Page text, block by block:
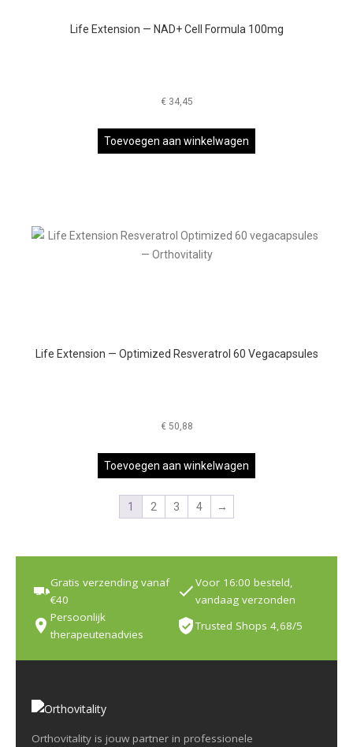
Life Extension — NAD+ Cell Formula 100mg
€34,45
Toevoegen aan winkelwagen
Life Extension — Optimized Resveratrol 60 Vegacapsules
€50,88
Toevoegen aan winkelwagen
1 2 3 4 →
Gratis verzending vanaf
€40
Voor 16:00 besteld,
vandaag verzonden
Persoonlijk
therapeutenadvies
Trusted Shops 4,68/5
Orthovitality is jouw partner in professionele